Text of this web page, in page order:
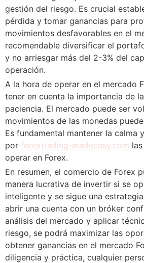
gestión del riesgo. Es crucial
pérdida y tomar ganancias para
movimientos desfavorables en el
recomendable diversificar el
y no arriesgar más del 2-3% del
operación.
A la hora de operar en el mercado
tener en cuenta la importancia de
paciencia. El mercado puede ser
movimientos de las monedas
Es fundamental mantener la calma
por forextrading-madeeasy.com
operar en Forex.
En resumen, el comercio de Forex
manera lucrativa de invertir si se
inteligente y se sigue una
abrir una cuenta con un bróker
análisis del mercado y aplicar
riesgo, se podrá maximizar las
obtener ganancias en el mercado
diligencia y práctica, cualquier